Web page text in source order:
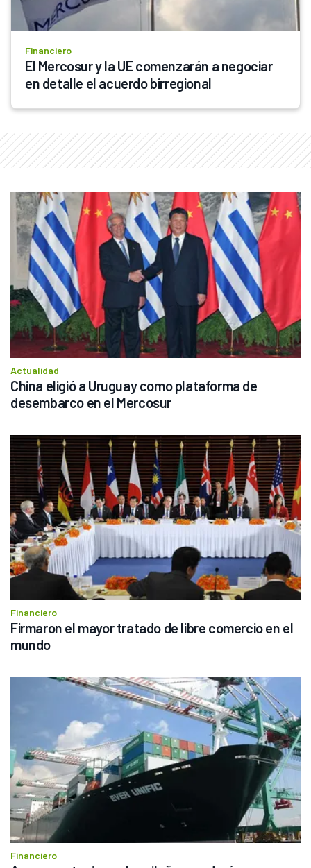
Financiero
El Mercosur y la UE comenzarán a negociar
en detalle el acuerdo birregional
Actualidad
China eligió a Uruguay como plataforma de
desembarco en el Mercosur
Financiero
Firmaron el mayor tratado de libre comercio en el
mundo
Financiero